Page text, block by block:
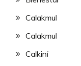
Calakmul
Calakmul
Calkiní